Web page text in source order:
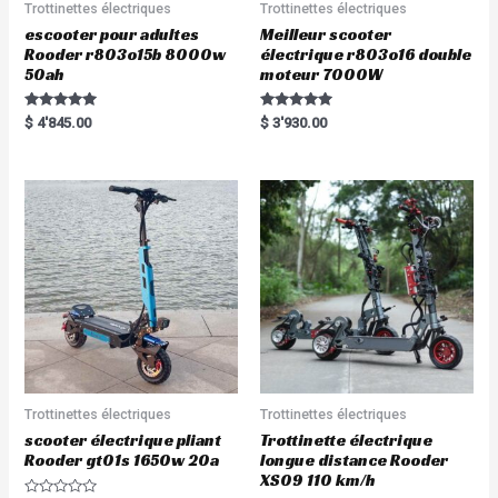
Trottinettes électriques
escooter pour adultes
Rooder r803o15b 8000w
50ah
Rated
5.00
$ 4'845.00
Trottinettes électriques
Meilleur scooter
électrique r803o16 double
moteur 7000W
Rated
5.00
$ 3'930.00
Trottinettes électriques
scooter électrique pliant
Rooder gt01s 1650w 20a
Trottinettes électriques
Trottinette électrique
longue distance Rooder
XS09 110 km/h